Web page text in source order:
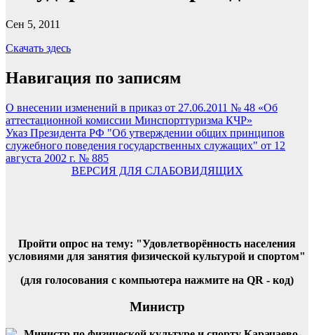
Сен 5, 2011
Скачать здесь
Навигация по записям
О внесении изменений в приказ от 27.06.2011 № 48 «Об
аттестационной комиссии Минспорттуризма КЧР»
Указ Президента РФ "Об утверждении общих принципов
служебного поведения государственных служащих" от 12
августа 2002 г. № 885
ВЕРСИЯ ДЛЯ СЛАБОВИДЯЩИХ
Пройти опрос на тему: "Удовлетворённость населения
условиями для занятия физической культурой и спортом"
(для голосования с компьютера нажмите на QR - код)
Министр